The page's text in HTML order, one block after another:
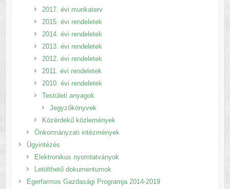
2017. évi munkaterv
2015. évi rendeletek
2014. évi rendeletek
2013. évi rendeletek
2012. évi rendeletek
2011. évi rendeletek
2010. évi rendeletek
Testületi anyagok
Jegyzőkönyvek
Közérdekű közlemények
Önkormányzati intézmények
Ügyintézés
Elektronikus nyomtatványok
Letölthető dokumentumok
Egerfarmos Gazdasági Programja 2014-2019